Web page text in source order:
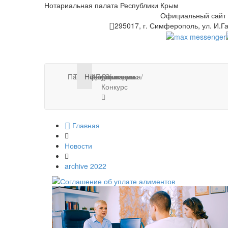
Нотариальная палата Республики Крым
Официальный сайт
295017, г. Симферополь, ул.
Палата
Тарифы
Нотариусы
Новости
Информация
Публикации
Стажировка/
Конкурс
Контакты
Главная
Новости
archive 2022